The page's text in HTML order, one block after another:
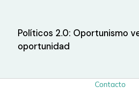
Políticos 2.0: Oportunismo
oportunidad
Contacto